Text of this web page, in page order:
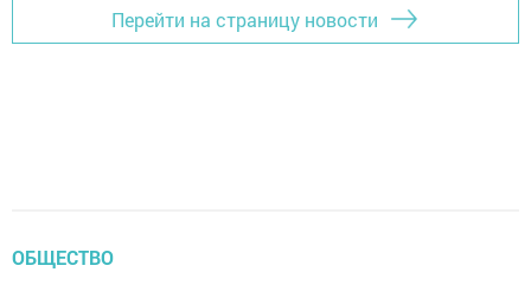
Перейти на страницу новости
ОБЩЕСТВО